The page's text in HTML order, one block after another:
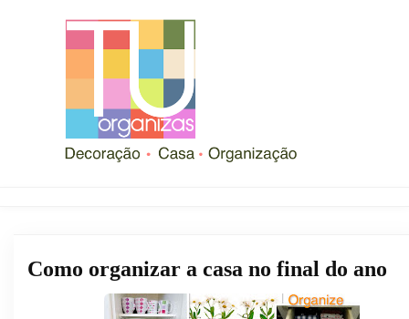
Como organizar a casa no final do ano